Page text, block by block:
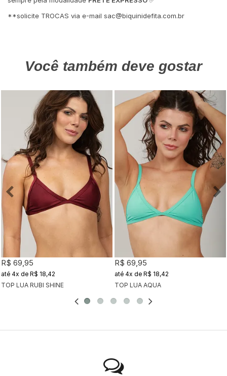
**solicite TROCAS via e-mail sac@biquinidefita.com.br
Você também deve gostar
TOP LUA RUBI SHINE
R$ 69,95
4x de R$ 18,42
TOP LUA AQUA
R$ 69,95
4x de R$ 18,42